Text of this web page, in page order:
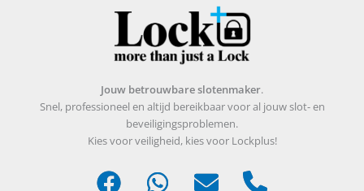
Jouw betrouwbare slotenmaker.
Snel, professioneel en altijd bereikbaar voor al jouw slot- en
beveiligingsproblemen.
Kies voor veiligheid, kies voor Lockplus!